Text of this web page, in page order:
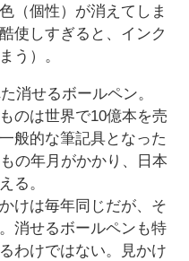
（個性）が消えてしま
使しすぎると、インク
う）。
消せるボールペン。
のは世界で10億本を売
般的な筆記具となった
の年月がかかり、日本
る。
けは毎年同じだが、そ
消せるボールペンも特
わけではない。見かけ